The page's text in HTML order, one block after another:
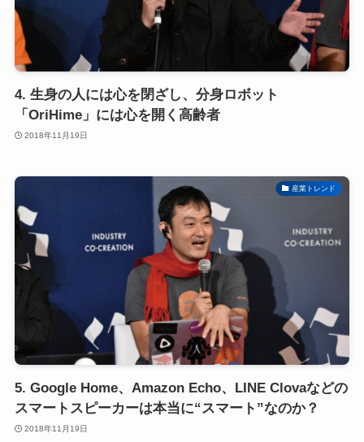
4. 生身の人には心を閉ざし、分身ロボット
「OriHime」には心を開く高齢者
2018年11月19日
産業トレンド
5. Google Home、Amazon Echo、LINE Clovaなどの
スマートスピーカーは本当に“スマート”なのか？
2018年11月19日